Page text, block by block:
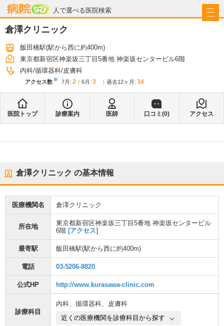
人で選べる医院検索
病院なび
倉澤クリニック
飯田橋駅(駅から西に約400m)
東京都新宿区神楽坂三丁目5番地 神楽坂センタービル6階
内科 循環器科 皮膚科
アクセス数※ 7月 : 2 6月 : 3 過去12ヶ月: 34
医院トップ 診療案内 医師 口コミ(0) アクセス
倉澤クリニック の基本情報
医療機関名 倉澤クリニック
所在地
東京都新宿区神楽坂三丁目5番地 神楽坂センタービル
6階 [アクセス]
最寄駅 飯田橋駅(駅から西に約400m)
電話 03-5206-8820
公式HP http://www.kurasawa-clinic.com
診療科目
内科、 循環器科、 皮膚科
近くの医療機関を診療科目から探す